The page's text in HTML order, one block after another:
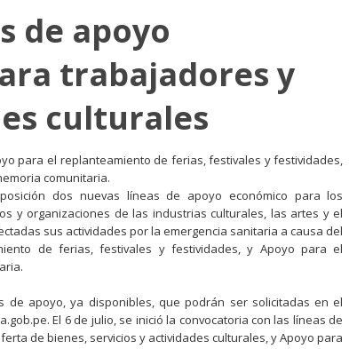
de apoyo
trabajadores y
culturales
para el replanteamiento de ferias, festivales y festividades,
comunitaria.
dos nuevas líneas de apoyo económico para los
y organizaciones de las industrias culturales, las artes y el
sus actividades por la emergencia sanitaria a causa del
de ferias, festivales y festividades, y Apoyo para el
de apoyo, ya disponibles, que podrán ser solicitadas en el
El 6 de julio, se inició la convocatoria con las líneas de
de bienes, servicios y actividades culturales, y Apoyo para